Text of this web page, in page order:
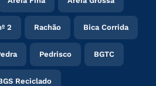
2 Rachão Bica Corrida
Pedrisco BGTC
Reciclado